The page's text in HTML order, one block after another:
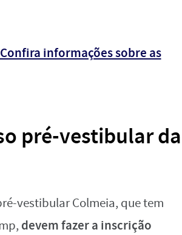
informações sobre as
pré-vestibular da
vestibular Colmeia, que tem
devem fazer a inscrição